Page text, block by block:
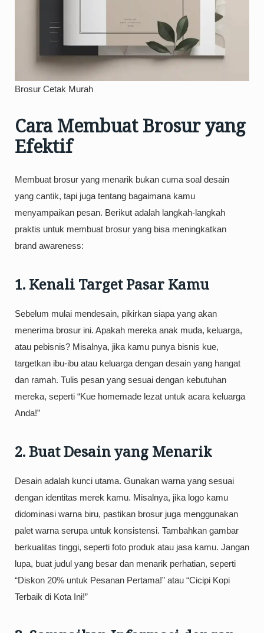
Brosur Cetak Murah
Cara Membuat Brosur yang
Efektif
Membuat brosur yang menarik bukan cuma soal desain
yang cantik, tapi juga tentang bagaimana kamu
menyampaikan pesan. Berikut adalah langkah-langkah
praktis untuk membuat brosur yang bisa meningkatkan
brand awareness:
1. Kenali Target Pasar Kamu
Sebelum mulai mendesain, pikirkan siapa yang akan
menerima brosur ini. Apakah mereka anak muda, keluarga,
atau pebisnis? Misalnya, jika kamu punya bisnis kue,
targetkan ibu-ibu atau keluarga dengan desain yang hangat
dan ramah. Tulis pesan yang sesuai dengan kebutuhan
mereka, seperti “Kue homemade lezat untuk acara keluarga
Anda!”
2. Buat Desain yang Menarik
Desain adalah kunci utama. Gunakan warna yang sesuai
dengan identitas merek kamu. Misalnya, jika logo kamu
didominasi warna biru, pastikan brosur juga menggunakan
palet warna serupa untuk konsistensi. Tambahkan gambar
berkualitas tinggi, seperti foto produk atau jasa kamu. Jangan
lupa, buat judul yang besar dan menarik perhatian, seperti
“Diskon 20% untuk Pesanan Pertama!” atau “Cicipi Kopi
Terbaik di Kota Ini!”